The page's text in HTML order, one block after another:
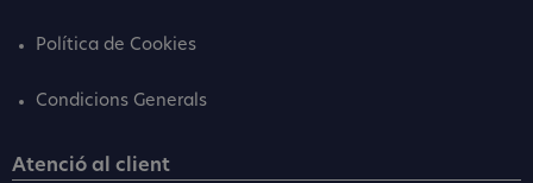
Política de Cookies
Condicions Generals
Atenció al client